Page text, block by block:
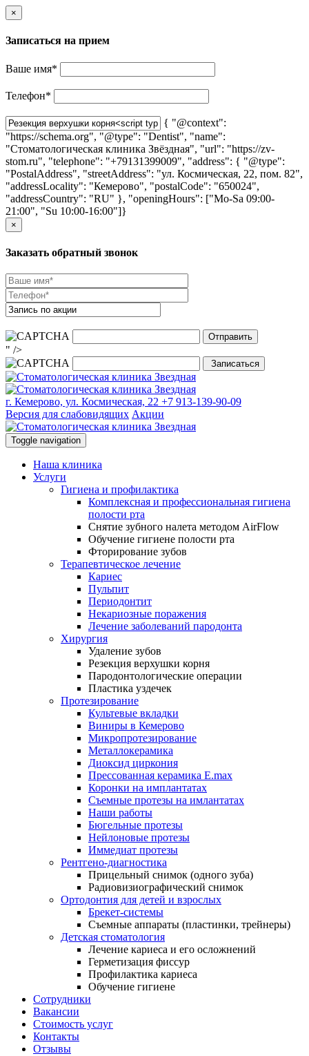
×
Записаться на прием
Ваше имя*
Телефон*
{ "@context":
"https://schema.org", "@type": "Dentist", "name":
"Стоматологическая клиника Звёздная", "url": "https://zv-
stom.ru", "telephone": "+79131399009", "address": { "@type":
"PostalAddress", "streetAddress": "ул. Космическая, 22, пом. 82",
"addressLocality": "Кемерово", "postalCode": "650024",
"addressCountry": "RU" }, "openingHours": ["Mo-Sa 09:00-
21:00", "Su 10:00-16:00"]}
×
Заказать обратный звонок
" />
г. Кемерово, ул. Космическая, 22 +7 913-139-90-09
Версия для слабовидящих Акции
Toggle navigation
Наша клиника
Услуги
Гигиена и профилактика
Комплексная и профессиональная гигиена
полости рта
Снятие зубного налета методом AirFlow
Обучение гигиене полости рта
Фторирование зубов
Терапевтическое лечение
Кариес
Пульпит
Периодонтит
Некариозные поражения
Лечение заболеваний пародонта
Хирургия
Удаление зубов
Резекция верхушки корня
Пародонтологические операции
Пластика уздечек
Протезирование
Культевые вкладки
Виниры в Кемерово
Микропротезирование
Металлокерамика
Диоксид циркония
Прессованная керамика E.max
Коронки на имплантатах
Съемные протезы на имлантатах
Наши работы
Бюгельные протезы
Нейлоновые протезы
Иммедиат протезы
Рентгено-диагностика
Прицельный снимок (одного зуба)
Радиовизиографический снимок
Ортодонтия для детей и взрослых
Брекет-системы
Съемные аппараты (пластинки, трейнеры)
Детская стоматология
Лечение кариеса и его осложнений
Герметизация фиссур
Профилактика кариеса
Обучение гигиене
Сотрудники
Вакансии
Стоимость услуг
Контакты
Отзывы